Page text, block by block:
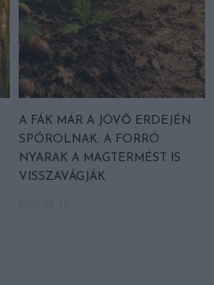
A FÁK MÁR A JÖVŐ ERDEJÉN
SPÓROLNAK: A FORRÓ
NYARAK A MAGTERMÉST IS
VISSZAVÁGJÁK